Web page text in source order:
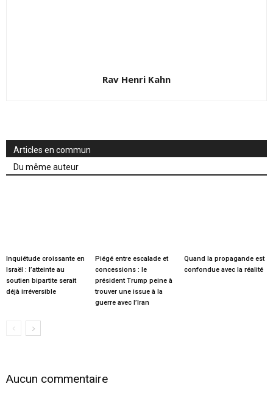
Rav Henri Kahn
Articles en commun
Du même auteur
Inquiétude croissante en
Israël : l’atteinte au
soutien bipartite serait
déjà irréversible
Piégé entre escalade et
concessions : le
président Trump peine à
trouver une issue à la
guerre avec l’Iran
Quand la propagande est
confondue avec la réalité
Aucun commentaire